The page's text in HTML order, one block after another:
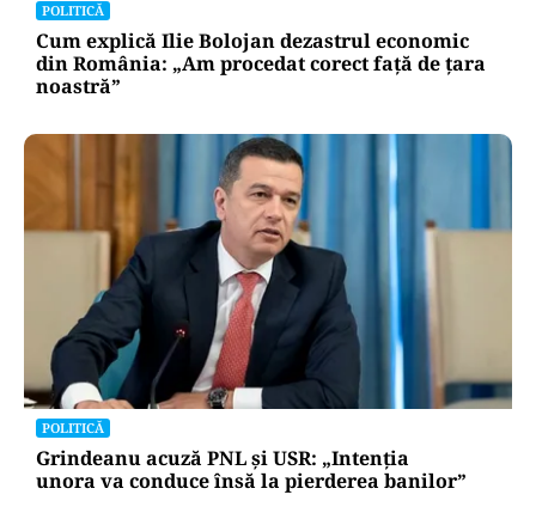
POLITICĂ
Cum explică Ilie Bolojan dezastrul economic
din România: „Am procedat corect față de țara
noastră”
POLITICĂ
Grindeanu acuză PNL și USR: „Intenția
unora va conduce însă la pierderea banilor”